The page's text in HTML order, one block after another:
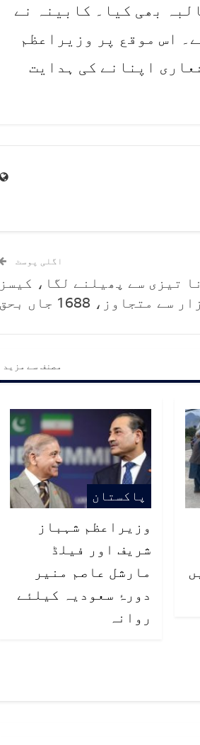
بھی کیا۔ کابینہ نے
اس موقع پر وزیراعظم
اپنانے کی ہدایت
اگلی پوسٹ
تیزی سے پھیلنے لگا، کیسز
مصنف سے مزید
پاکستان
وزیراعظم شہباز
شریف اور فیلڈ
مارشل عاصم منیر
دورۂ سعودیہ کیلئے
روانہ